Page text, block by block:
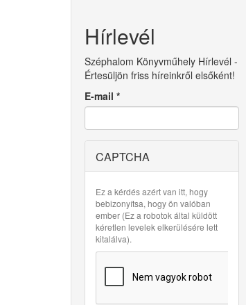
Hírlevél
Széphalom Könyvműhely Hírlevél -
Értesüljön friss híreinkről elsőként!
E-mail *
CAPTCHA
Ez a kérdés azért van itt, hogy
bebizonyítsa, hogy ön valóban
ember (Ez a robotok által küldött
kéretlen levelek elkerülésére lett
kitalálva).